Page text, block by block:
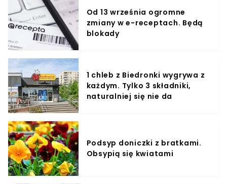
Od 13 września ogromne
zmiany w e-receptach. Będą
blokady
1 chleb z Biedronki wygrywa z
każdym. Tylko 3 składniki,
naturalniej się nie da
Podsyp doniczki z bratkami.
Obsypią się kwiatami